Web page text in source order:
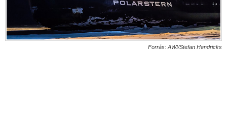
Forrás: AWI/Stefan Hendricks